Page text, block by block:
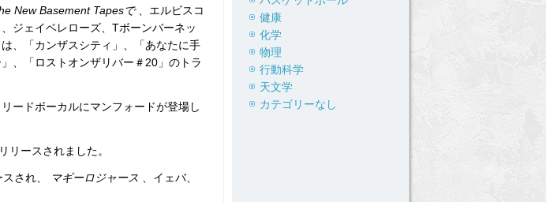
New Basement Tapesで、エルビスコ
ジェイベレローズ、Tボーンバーネッ
、「カンザスシティ」、「あなたに手
、「ロストオンザリバー＃20」のトラ
ードボーカルにマンフォードが登場し
リースされました。
され、 マギーロジャース 、イェバ、
健康
化学
物理
行動科学
天文学
カテゴリーなし